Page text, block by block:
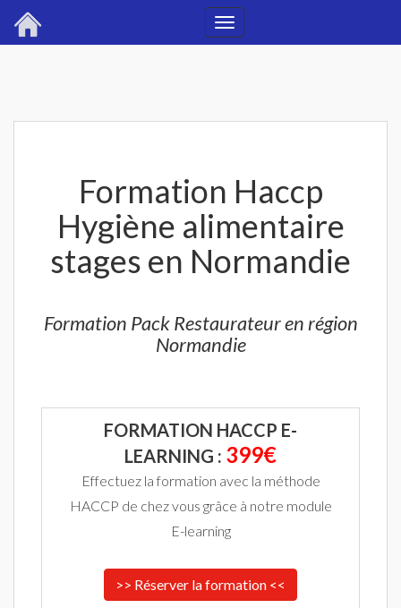
Toggle
Formation Haccp
Hygiène alimentaire
stages en Normandie
Formation Pack Restaurateur en région
Normandie
FORMATION HACCP E-
LEARNING : 399€
Effectuez la formation avec la méthode
HACCP de chez vous grâce à notre module
E-learning
>> Réserver la formation <<